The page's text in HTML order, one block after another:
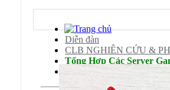
Diễn đàn
CLB NGHIÊN CỨU &
Tổng Hợp Các Server
Server Chiến Quốc